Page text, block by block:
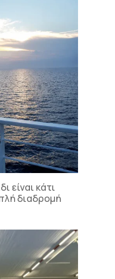
είναι κάτι
διαδρομή